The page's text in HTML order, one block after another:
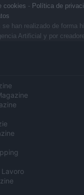
cookies - Política de
han realizado de forma
Artificial y por
Lavoro